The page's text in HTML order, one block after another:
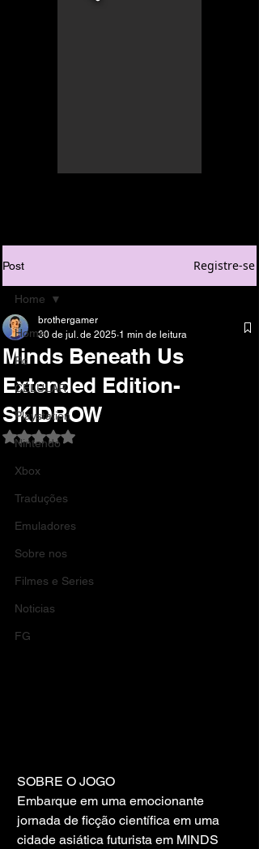
Post Registre-se
Home
Pc
CELULAR
Playstation
Nintendo
Xbox
Traduções
Emuladores
Sobre nos
Filmes e Series
Noticias
FG
Home
Minds Beneath Us
Extended Edition-
SKIDROW
brothergamer
30 de jul. de 2025 1 min de leitura
Avaliado com NaN de 5 estrelas.
SOBRE O JOGO
Embarque em uma emocionante
jornada de ficção científica em uma
cidade asiática futurista em MINDS